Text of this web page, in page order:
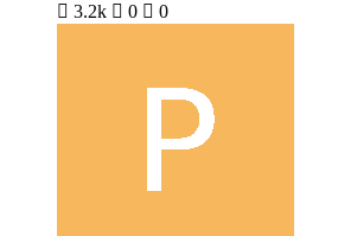
 3.2k  0  0